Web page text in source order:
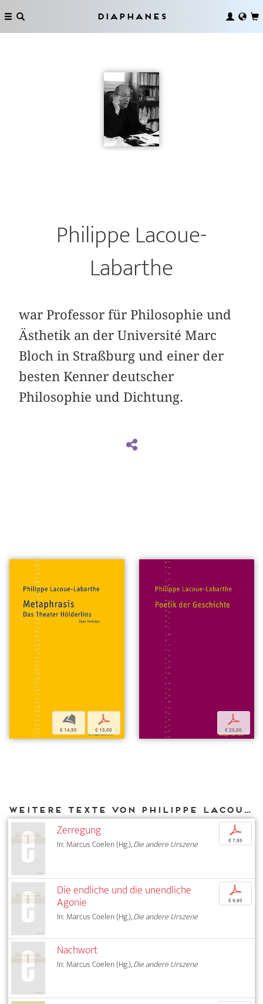
Diaphanes
Philippe Lacoue-
Labarthe
war Professor für Philosophie und
Ästhetik an der Université Marc
Bloch in Straßburg und einer der
besten Kenner deutscher
Philosophie und Dichtung.
b
€ 14,95
p
€ 15,00
p
€ 25,00
Weitere Texte von Philippe Lacoue-Labarthe bei DIAPHANES
Zerregung
In: Marcus Coelen (Hg.),Die andere Urszene
p
€ 7,95
Die endliche und die unendliche
Agonie
In: Marcus Coelen (Hg.),Die andere Urszene
p
€ 9,95
Nachwort
In: Marcus Coelen (Hg.),Die andere Urszene